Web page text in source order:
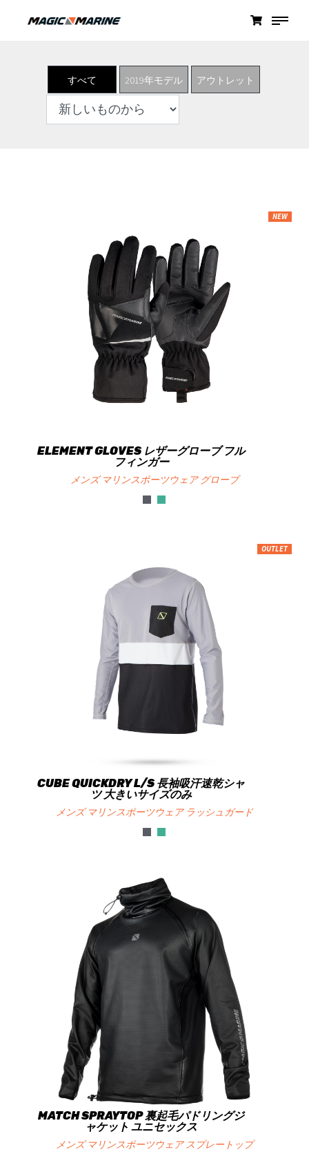
すべて 2019年モデル アウトレット
NEW
ELEMENT GLOVES レザーグローブ フル
フィンガー
メンズ マリンスポーツウェア グローブ
OUTLET
CUBE QUICKDRY L/S 長袖吸汗速乾シャ
ツ 大きいサイズのみ
メンズ マリンスポーツウェア ラッシュガード
MATCH SPRAYTOP 裏起毛パドリングジ
ャケット ユニセックス
メンズ マリンスポーツウェア スプレートップ